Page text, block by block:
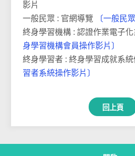
影片
一般民眾 : 官網導覽
〔一般民
終身學習機構 : 認證作業電子
身學習機構會員操作影片〕
終身學習者 : 終身學習成就系統
習者系統操作影片〕
回上頁